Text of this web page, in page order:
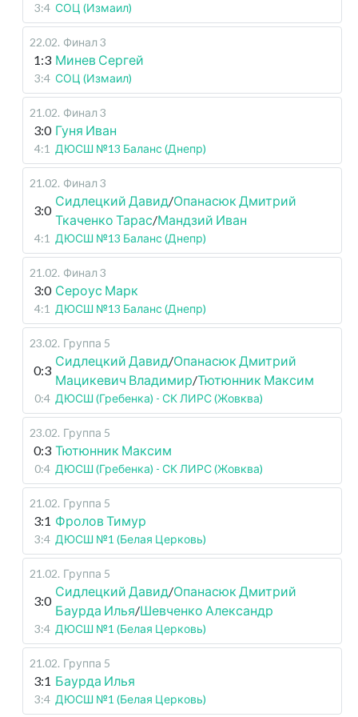
3:4 СОЦ (Измаил)
22.02. Финал 3
1:3 Минев Сергей
3:4 СОЦ (Измаил)
21.02. Финал 3
3:0 Гуня Иван
4:1 ДЮСШ №13 Баланс (Днепр)
21.02. Финал 3
3:0
Сидлецкий Давид/Опанасюк Дмитрий
Ткаченко Тарас/Мандзий Иван
4:1 ДЮСШ №13 Баланс (Днепр)
21.02. Финал 3
3:0 Сероус Марк
4:1 ДЮСШ №13 Баланс (Днепр)
23.02. Группа 5
0:3
Сидлецкий Давид/Опанасюк Дмитрий
Мацикевич Владимир/Тютюнник Максим
0:4 ДЮСШ (Гребенка) - СК ЛИРС (Жовква)
23.02. Группа 5
0:3 Тютюнник Максим
0:4 ДЮСШ (Гребенка) - СК ЛИРС (Жовква)
21.02. Группа 5
3:1 Фролов Тимур
3:4 ДЮСШ №1 (Белая Церковь)
21.02. Группа 5
3:0
Сидлецкий Давид/Опанасюк Дмитрий
Баурда Илья/Шевченко Александр
3:4 ДЮСШ №1 (Белая Церковь)
21.02. Группа 5
3:1 Баурда Илья
3:4 ДЮСШ №1 (Белая Церковь)